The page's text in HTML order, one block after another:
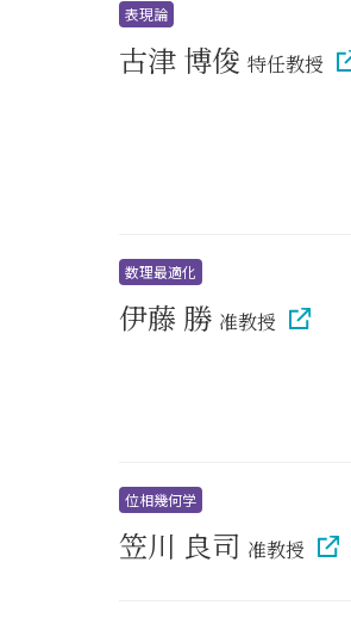
表現論
古津 博俊 特任教授
数理最適化
伊藤 勝 准教授
位相幾何学
笠川 良司 准教授